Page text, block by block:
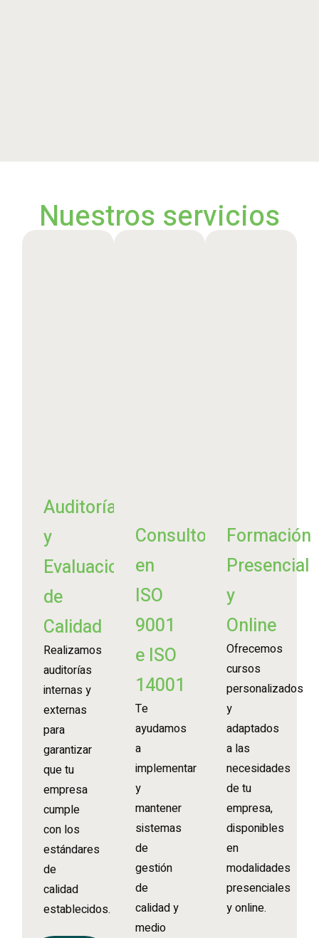
Nuestros servicios
Auditorías
y
Evaluaciones
de
Calidad
Realizamos
auditorías
internas y
externas
para
garantizar
que tu
empresa
cumple
con los
estándares
de
calidad
establecidos.
Consultoría
en
ISO
9001
e ISO
14001
Te
ayudamos
a
implementar
y
mantener
sistemas
de
gestión
de
calidad y
medio
Formación
Presencial
y
Online
Ofrecemos
cursos
personalizados
y
adaptados
a las
necesidades
de tu
empresa,
disponibles
en
modalidades
presenciales
y online.